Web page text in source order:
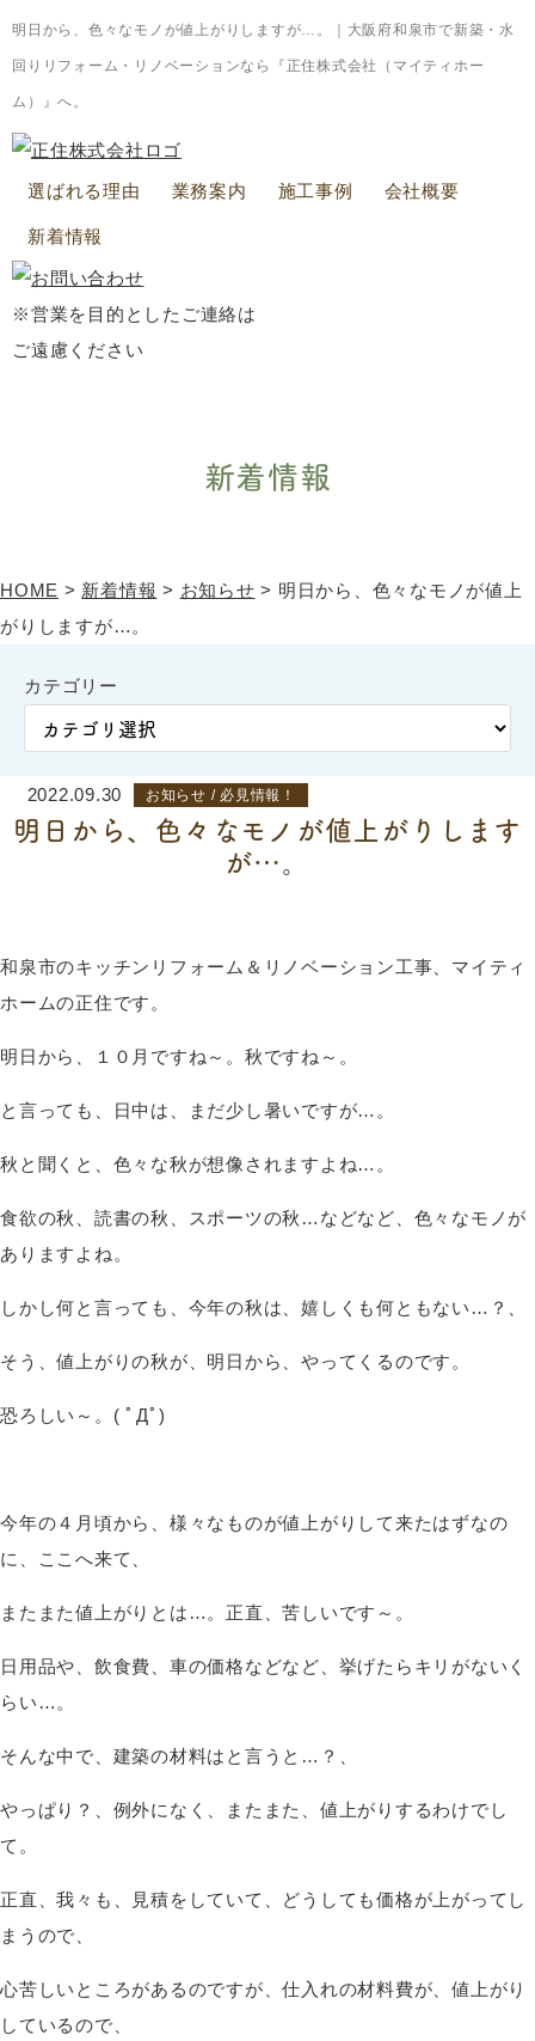
明日から、色々なモノが値上がりしますが…。｜大阪府和泉市で新築・水
回りリフォーム・リノベーションなら『正住株式会社（マイティホー
ム）』へ。
選ばれる理由 業務案内 施工事例 会社概要
新着情報
※営業を目的としたご連絡は
ご遠慮ください
新着情報
HOME > 新着情報 > お知らせ > 明日から、色々なモノが値上
がりしますが…。
カテゴリー
2022.09.30 お知らせ / 必見情報！
明日から、色々なモノが値上がりします
が…。
和泉市のキッチンリフォーム＆リノベーション工事、マイティ
ホームの正住です。
明日から、１０月ですね～。秋ですね～。
と言っても、日中は、まだ少し暑いですが…。
秋と聞くと、色々な秋が想像されますよね…。
食欲の秋、読書の秋、スポーツの秋…などなど、色々なモノが
ありますよね。
しかし何と言っても、今年の秋は、嬉しくも何ともない…？、
そう、値上がりの秋が、明日から、やってくるのです。
恐ろしい～。( ﾟДﾟ)
今年の４月頃から、様々なものが値上がりして来たはずなの
に、ここへ来て、
またまた値上がりとは…。正直、苦しいです～。
日用品や、飲食費、車の価格などなど、挙げたらキリがないく
らい…。
そんな中で、建築の材料はと言うと…？、
やっぱり？、例外になく、またまた、値上がりするわけでし
て。
正直、我々も、見積をしていて、どうしても価格が上がってし
まうので、
心苦しいところがあるのですが、仕入れの材料費が、値上がり
しているので、